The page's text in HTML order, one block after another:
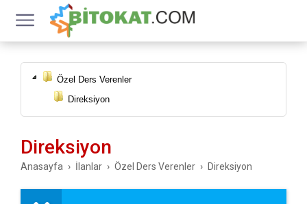
Özel Ders Verenler
Direksiyon
Direksiyon
Anasayfa İlanlar Özel Ders Verenler Direksiyon